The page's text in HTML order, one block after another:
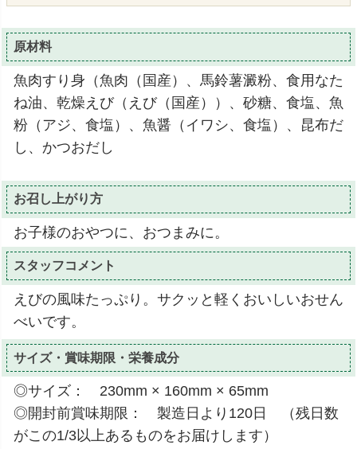
原材料
魚肉すり身（魚肉（国産）、馬鈴薯澱粉、食用なた
ね油、乾燥えび（えび（国産））、砂糖、食塩、魚
粉（アジ、食塩）、魚醤（イワシ、食塩）、昆布だ
し、かつおだし
お召し上がり方
お子様のおやつに、おつまみに。
スタッフコメント
えびの風味たっぷり。サクッと軽くおいしいおせん
べいです。
サイズ・賞味期限・栄養成分
◎サイズ： 230mm × 160mm × 65mm
◎開封前賞味期限： 製造日より120日 （残日数
がこの1/3以上あるものをお届けします）